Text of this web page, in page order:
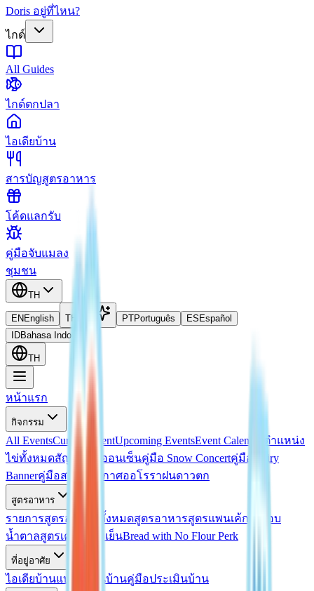
Doris อยู่ที่ไหน?
ไกด์
All Guides
ไกด์ตกปลา
ไอเดียบ้าน
สารบัญสูตรอาหาร
โค้ดแลกรับ
คู่มือจับแมลง
ชุมชน
TH
EN English TH PTPortuguês ES Español
IDBahasa Indonesia
TH
หน้าแรก
กิจกรรม
All EventsCurrent EventUpcoming EventsEvent Calendar
ตำแหน่ง
ไข่ทั้งหมดสัญญาไข่ออนเซ็นคู่มือ Snow Concertคู่มือ Fairy
Bannerคู่มือสภาพอากาศออโรราฝนดาวตก
สูตรอาหาร
รายการสูตรอาหารทั้งหมดสูตรอาหารสูตรแพนเค้กเคลือบ
น้ำตาลสูตรเครื่องดื่มเย็นBread with No Flour Perk
ที่อยู่อาศัย
ไอเดียบ้านแบบแปลนบ้านคู่มือประเมินบ้าน